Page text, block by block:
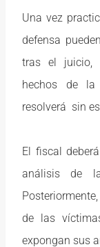
Una vez
defensa
tras el juicio,
hechos de
resolverá sin
El fiscal
análisis de
de las
expongan sus